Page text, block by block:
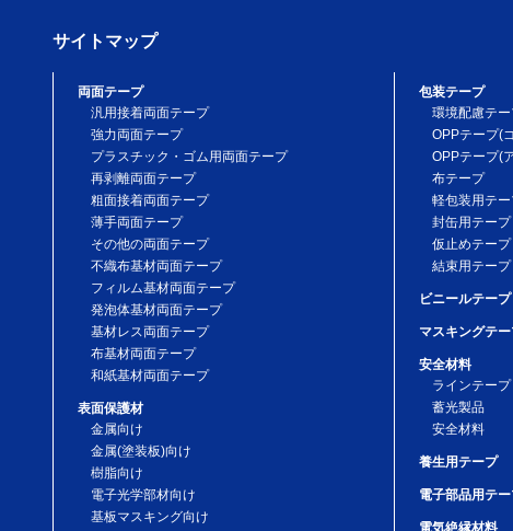
サイトマップ
両面テープ
汎用接着両面テープ
強力両面テープ
プラスチック・ゴム用両面テープ
再剥離両面テープ
粗面接着両面テープ
薄手両面テープ
その他の両面テープ
不織布基材両面テープ
フィルム基材両面テープ
発泡体基材両面テープ
基材レス両面テープ
布基材両面テープ
和紙基材両面テープ
表面保護材
金属向け
金属(塗装板)向け
樹脂向け
電子光学部材向け
基板マスキング向け
包装テープ
環境配慮テー
OPPテープ(
OPPテープ(
布テープ
軽包装用テー
封缶用テープ
仮止めテープ
結束用テープ
ビニールテープ
マスキングテ
安全材料
ラインテープ
蓄光製品
安全材料
養生用テープ
電子部品用テ